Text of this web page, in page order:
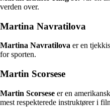
verden over.
Martina Navratilova
Martina Navratilova er en
for sporten.
Martin Scorsese
Martin Scorsese er en
mest respekterede instruktører i